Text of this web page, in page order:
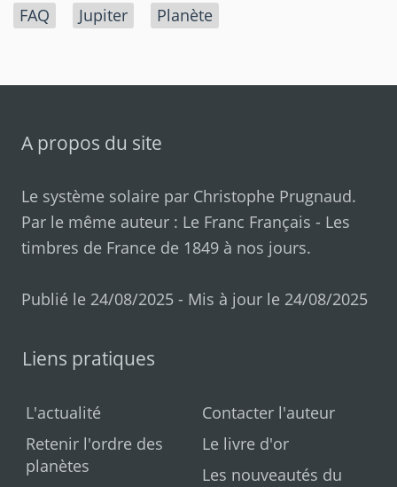
FAQ Jupiter Planète
A propos du site
Le système solaire par Christophe Prugnaud.
Par le même auteur : Le Franc Français - Les
timbres de France de 1849 à nos jours.
Publié le 24/08/2025 - Mis à jour le 24/08/2025
Liens pratiques
L'actualité
Retenir l'ordre des
planètes
Contacter l'auteur
Le livre d'or
Les nouveautés du